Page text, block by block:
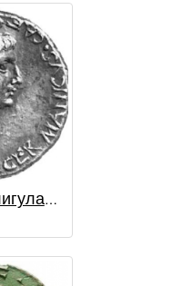
Драхма / Калигула (37 - 41 гг.)